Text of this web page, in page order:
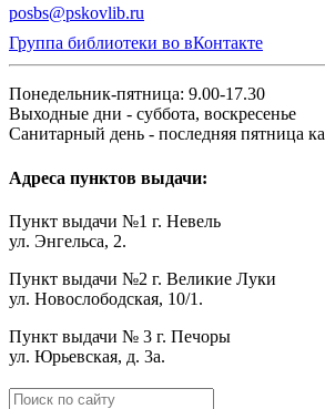
posbs@pskovlib.ru
Группа библиотеки во вКонтакте
Понедельник-пятница: 9.00-17.30
Выходные дни - суббота, воскресенье
Санитарный день - последняя пятница
Адреса пунктов выдачи:
Пункт выдачи №1 г. Невель
ул. Энгельса, 2.
Пункт выдачи №2 г. Великие Луки
ул. Новослободская, 10/1.
Пункт выдачи № 3 г. Печоры
ул. Юрьевская, д. 3а.